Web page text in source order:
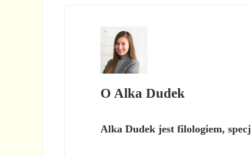
OAlka Dudek
Alka Dudek jest filologiem,